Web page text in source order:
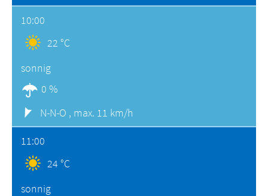
10:00
22 °C
sonnig
0 %
N-N-O , max. 11 km/h
11:00
24 °C
sonnig